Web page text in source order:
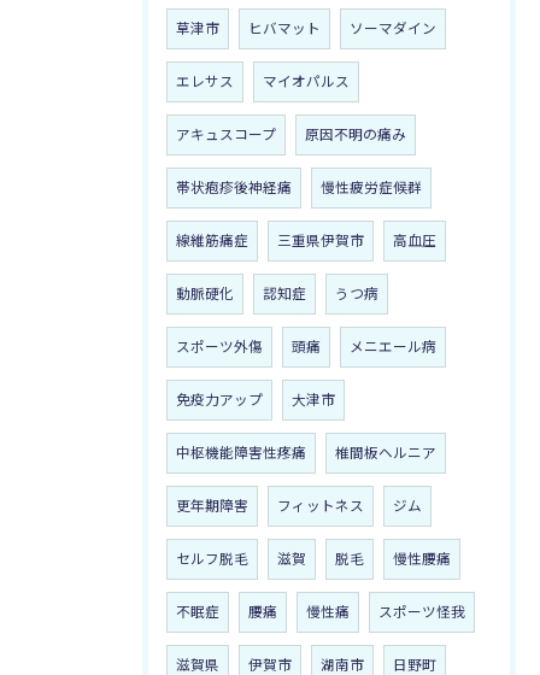
草津市 ヒバマット ソーマダイン
エレサス マイオパルス
アキュスコープ 原因不明の痛み
帯状疱疹後神経痛 慢性疲労症候群
線維筋痛症 三重県伊賀市 高血圧
動脈硬化 認知症 うつ病
スポーツ外傷 頭痛 メニエール病
免疫力アップ 大津市
中枢機能障害性疼痛 椎間板ヘルニア
更年期障害 フィットネス ジム
セルフ脱毛 滋賀 脱毛 慢性腰痛
不眠症 腰痛 慢性痛 スポーツ怪我
滋賀県 伊賀市 湖南市 日野町